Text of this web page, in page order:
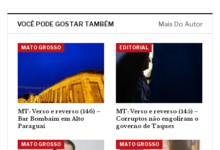
VOCÊ PODE GOSTAR TAMBÉM Mais Do Autor
MATO GROSSO
MT: Verso e reverso (146) –
Bar Bombaim em Alto
Paraguai
EDITORIAL
MT: Verso e reverso (145) –
Corruptos não engoliram o
governo de Taques
MATO GROSSO MATO GROSSO